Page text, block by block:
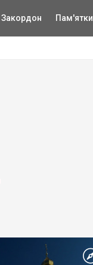
Закордон Пам'ятки